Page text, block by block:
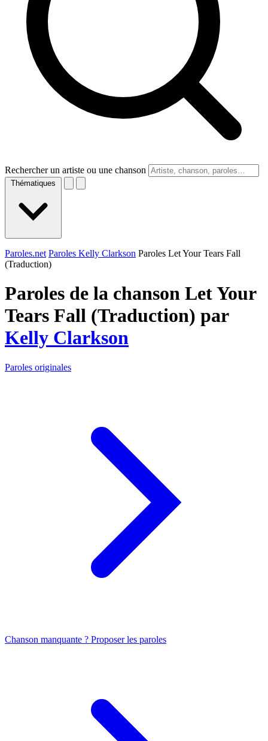
Rechercher un artiste ou une chanson
Thématiques
Paroles.net Paroles Kelly Clarkson Paroles Let Your Tears Fall
(Traduction)
Paroles de la chanson Let Your
Tears Fall (Traduction) par
Kelly Clarkson
Paroles originales
Chanson manquante ? Proposer les paroles